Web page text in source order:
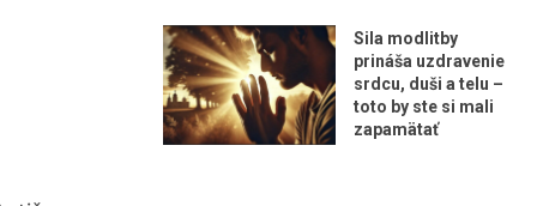
Sila modlitby
prináša uzdravenie
srdcu, duši a telu –
toto by ste si mali
zapamätať